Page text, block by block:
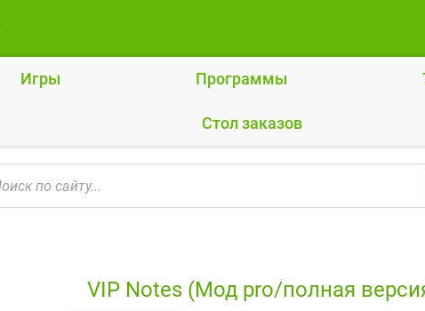
Игры Программы
Cтол заказов
VIP Notes (Мод pro/полная